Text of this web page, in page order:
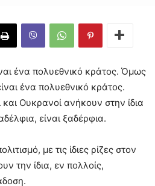
ένα πολυεθνικό κράτος. Όμως
ένα πολυεθνικό κράτος.
και Ουκρανοί ανήκουν στην ίδια
είναι ξαδέρφια.
με τις ίδιες ρίζες στον
την ίδια, εν πολλοίς,